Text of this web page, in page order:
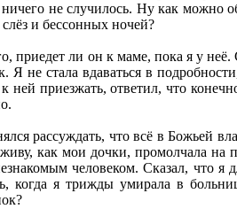
ничего не случилось. Ну как можно
и бессонных ночей?
приедет ли он к маме, пока я у
Я не стала вдаваться в
ней приезжать, ответил, что
рассуждать, что всё в Божьей
как мои дочки, промолчала на
человеком. Сказал, что
когда я трижды умирала в